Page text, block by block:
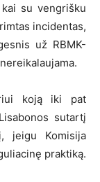
su vengrišku
incidentas,
už RBMK-
koją iki pat
sutartį
jeigu Komisija
praktiką.